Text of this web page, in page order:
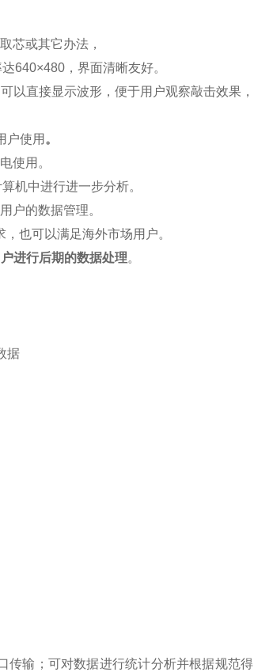
芯或其它办法，
640×480，界面清晰友好。
以直接显示波形，便于用户观察敲击效果
户使用 。
使用。
机中进行进一步分析。
户的数据管理。
也可以满足海外市场用户。
进行后期的数据处理。
据
输；可对数据进行统计分析并根据规范